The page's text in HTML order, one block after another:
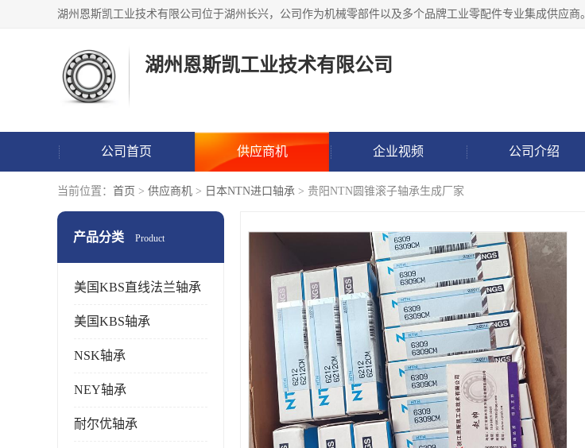
湖州恩斯凯工业技术有限公司
公司首页 供应商机 企业视频 公司介绍
当前位置： 首页 > 供应商机 > 日本NTN进口轴承 > 贵阳NTN圆锥滚子轴承生成厂家
产品分类 Product
美国KBS直线法兰轴承
美国KBS轴承
NSK轴承
NEY轴承
耐尔优轴承